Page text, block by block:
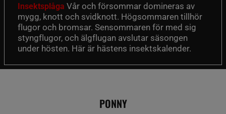
Insektsplåga Vår och försommar domineras av
mygg, knott och svidknott. Högsommaren tillhör
flugor och bromsar. Sensommaren för med sig
styngflugor, och älgflugan avslutar säsongen
under hösten. Här är hästens insektskalender.
PONNY